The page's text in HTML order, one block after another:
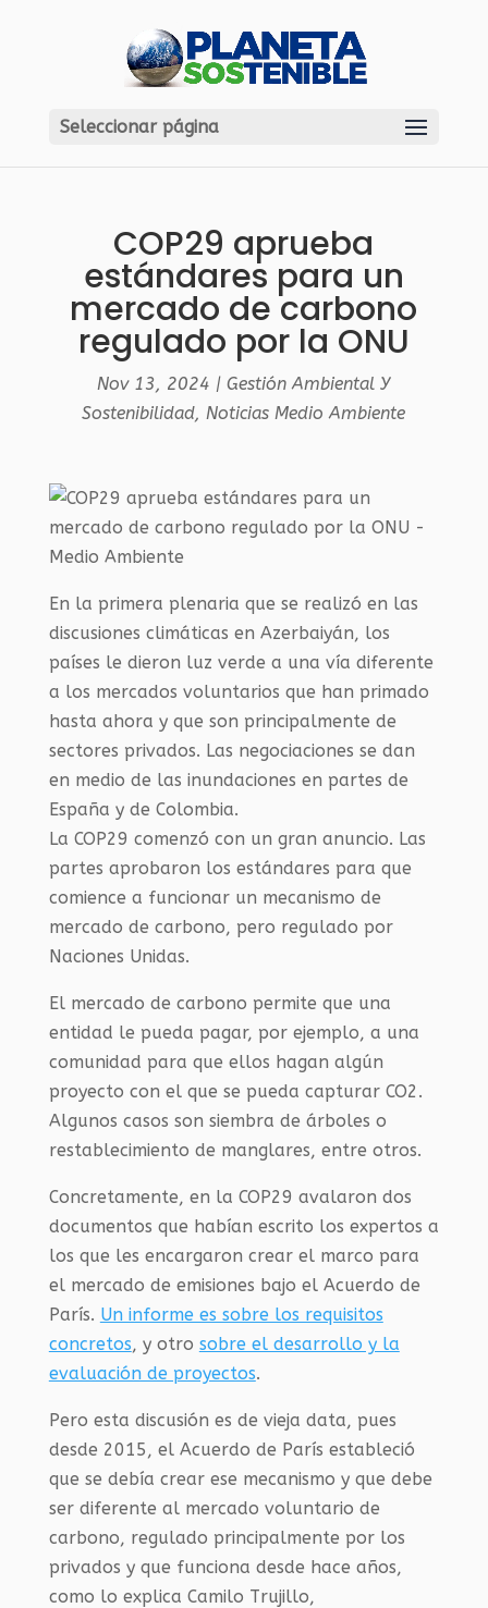
Seleccionar página
COP29 aprueba
estándares para un
mercado de carbono
regulado por la ONU
Nov 13, 2024 |Gestión Ambiental Y
Sostenibilidad,Noticias Medio Ambiente
En la primera plenaria que se realizó en las
discusiones climáticas en Azerbaiyán, los
países le dieron luz verde a una vía diferente
a los mercados voluntarios que han primado
hasta ahora y que son principalmente de
sectores privados. Las negociaciones se dan
en medio de las inundaciones en partes de
España y de Colombia.
La COP29 comenzó con un gran anuncio. Las
partes aprobaron los estándares para que
comience a funcionar un mecanismo de
mercado de carbono, pero regulado por
Naciones Unidas.
El mercado de carbono permite que una
entidad le pueda pagar, por ejemplo, a una
comunidad para que ellos hagan algún
proyecto con el que se pueda capturar CO2.
Algunos casos son siembra de árboles o
restablecimiento de manglares, entre otros.
Concretamente, en la COP29 avalaron dos
documentos que habían escrito los expertos a
los que les encargaron crear el marco para
el mercado de emisiones bajo el Acuerdo de
París. Un informe es sobre los requisitos
concretos, y otro sobre el desarrollo y la
evaluación de proyectos.
Pero esta discusión es de vieja data, pues
desde 2015, el Acuerdo de París estableció
que se debía crear ese mecanismo y que debe
ser diferente al mercado voluntario de
carbono, regulado principalmente por los
privados y que funciona desde hace años,
como lo explica Camilo Trujillo,